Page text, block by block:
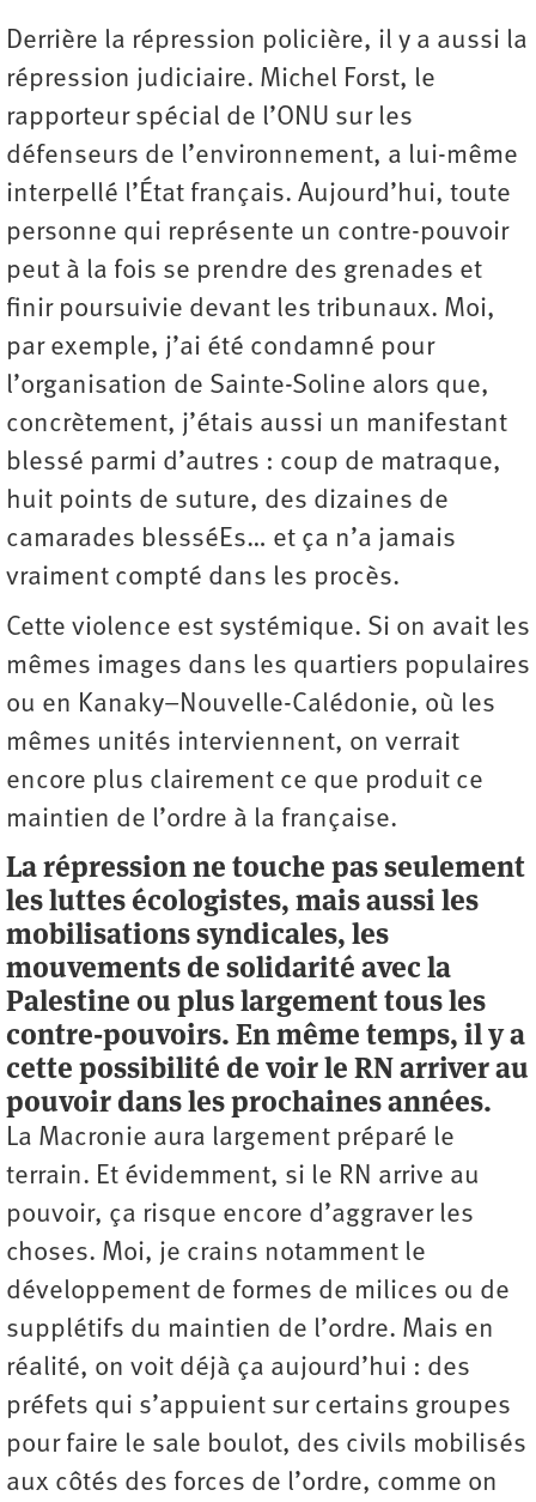
Derrière la répression policière, il y a aussi la
répression judiciaire. Michel Forst, le
rapporteur spécial de l’ONU sur les
défenseurs de l’environnement, a lui-même
interpellé l’État français. Aujourd’hui, toute
personne qui représente un contre-pouvoir
peut à la fois se prendre des grenades et
finir poursuivie devant les tribunaux. Moi,
par exemple, j’ai été condamné pour
l’organisation de Sainte-Soline alors que,
concrètement, j’étais aussi un manifestant
blessé parmi d’autres : coup de matraque,
huit points de suture, des dizaines de
camarades blesséEs… et ça n’a jamais
vraiment compté dans les procès.
Cette violence est systémique. Si on avait les
mêmes images dans les quartiers populaires
ou en Kanaky–Nouvelle-Calédonie, où les
mêmes unités interviennent, on verrait
encore plus clairement ce que produit ce
maintien de l’ordre à la française.
La répression ne touche pas seulement
les luttes écologistes, mais aussi les
mobilisations syndicales, les
mouvements de solidarité avec la
Palestine ou plus largement tous les
contre-pouvoirs. En même temps, il y a
cette possibilité de voir le RN arriver au
pouvoir dans les prochaines années.
La Macronie aura largement préparé le
terrain. Et évidemment, si le RN arrive au
pouvoir, ça risque encore d’aggraver les
choses. Moi, je crains notamment le
développement de formes de milices ou de
supplétifs du maintien de l’ordre. Mais en
réalité, on voit déjà ça aujourd’hui : des
préfets qui s’appuient sur certains groupes
pour faire le sale boulot, des civils mobilisés
aux côtés des forces de l’ordre, comme on